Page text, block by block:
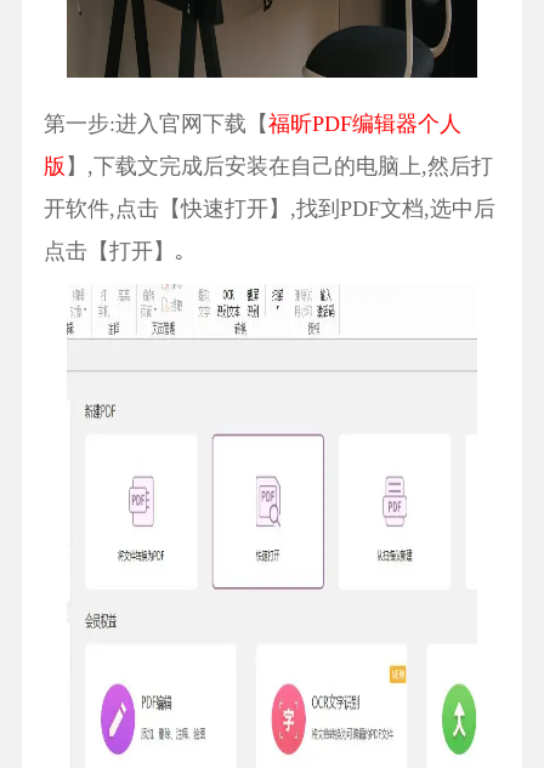
第一步:进入官网下载【福昕PDF编辑器个人
版 】,下载文完成后安装在自己的电脑上,然后打
开软件,点击【快速打开】,找到PDF文档,选中后
点击【打开】｡